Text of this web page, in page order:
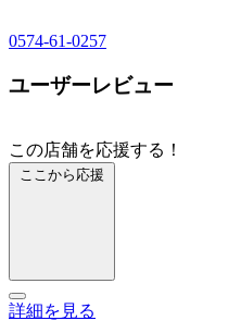
0574-61-0257
ユーザーレビュー
この店舗を応援する！
ここから応援
詳細を見る